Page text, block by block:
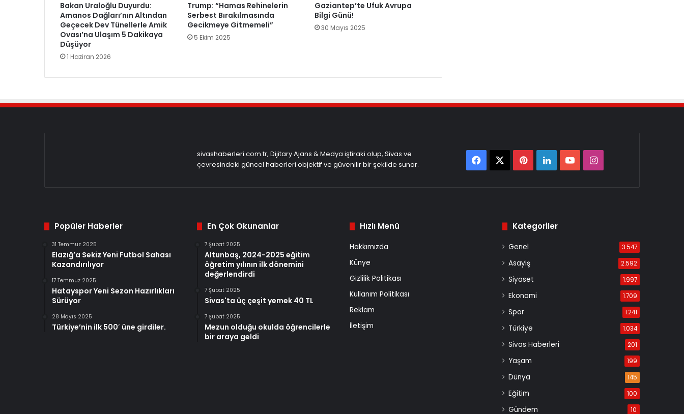
Bakan Uraloğlu Duyurdu:
Amanos Dağları’nın Altından
Geçecek Dev Tünellerle Amik
Ovası’na Ulaşım 5 Dakikaya
Düşüyor
1 Haziran 2026
Trump: “Hamas Rehinelerin
Serbest Bırakılmasında
Gecikmeye Gitmemeli”
5 Ekim 2025
Gaziantep’te Ufuk Avrupa
Bilgi Günü!
30 Mayıs 2025
sivashaberleri.com.tr, Dijitary Ajans & Medya iştiraki olup, Sivas ve
çevresindeki güncel haberleri objektif ve güvenilir bir şekilde sunar.
FacebookPinterest
LinkedInYouTubeInstagram
Popüler Haberler
31 Temmuz 2025
Elazığ’a Sekiz Yeni Futbol Sahası
Kazandırılıyor
17 Temmuz 2025
Hatayspor Yeni Sezon Hazırlıkları
Sürüyor
28 Mayıs 2025
Türkiye’nin ilk 500′ üne girdiler.
En Çok Okunanlar
7 Şubat 2025
Altunbaş, 2024-2025 eğitim
öğretim yılının ilk dönemini
değerlendirdi
7 Şubat 2025
Sivas'ta üç çeşit yemek 40 TL
7 Şubat 2025
Mezun olduğu okulda öğrencilerle
bir araya geldi
Hızlı Menü
Hakkımızda
Künye
Gizlilik Politikası
Kullanım Politikası
Reklam
İletişim
Kategoriler
Genel 3.547
Asayiş 2.592
Siyaset 1.997
Ekonomi 1.709
Spor 1.241
Türkiye 1.034
Sivas Haberleri 201
Yaşam 199
Dünya 145
Eğitim 100
Gündem 10